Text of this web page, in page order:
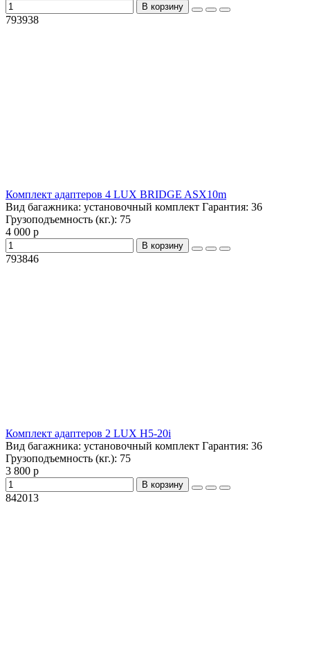
В корзину
793938
Комплект адаптеров 4 LUX BRIDGE ASX10m
Вид багажника: установочный комплект Гарантия: 36
Грузоподъемность (кг.): 75
4 000 р
В корзину
793846
Комплект адаптеров 2 LUX H5-20i
Вид багажника: установочный комплект Гарантия: 36
Грузоподъемность (кг.): 75
3 800 р
В корзину
842013